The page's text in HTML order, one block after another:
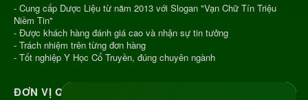
- Cung cấp Dược Liệu từ năm 2013 với Slogan "Vạn Chữ Tín Triệu
Niềm Tin"
- Được khách hàng đánh giá cao và nhận sự tin tưởng
- Trách nhiệm trên từng đơn hàng
- Tốt nghiệp Y Học Cổ Truyền, đúng chuyên ngành
ĐƠN VỊ QUẢN LÝ